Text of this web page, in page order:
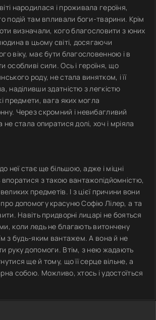
народилася і проживала героїня,
подій там впливали боги-тварини. Крім
визначали, кого благословити з юних
в цьому світі, досягаючи
віку, має бути благословенною і в
особливі сили. Ось і героїня, що
роду, не стала винятком, і її
наділивши здатністю з легкістю
предмети, вага яких могла
Через скромний і невибагливий
не стала опиратися долі, хоч і мріяла
неї стає ще більшою, адже і міцні
з такою вантажопідйомністю,
предметів. І з цієї причини вони
допомогу красуню Софію Лілер, а та
Навіть придворні лицарі не бояться
коли ледь не благають витончену
з будь-яким вантажем. А вона й не
руку допомоги. Втім, з нею жадають
ще й тому, що її серце вільне, а
собою. Можливо, хтось і удостоїться